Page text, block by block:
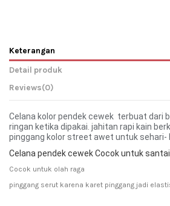
Keterangan
Detail produk
Reviews(0)
Celana kolor pendek cewek terbuat dari
ringan ketika dipakai. jahitan rapi kain
pinggang kolor street awet untuk sehari-
Celana pendek cewek Cocok untuk santai
Cocok untuk olah raga
pinggang serut karena karet pinggang jadi